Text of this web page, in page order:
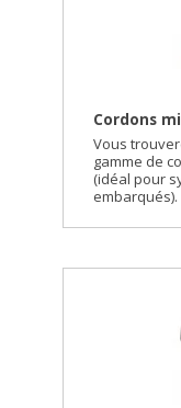
Cordons
Vous
gamme de
(idéal pour
embarqués).